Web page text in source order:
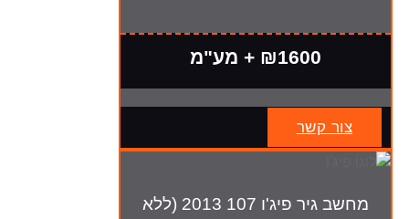
₪1600 + מע"מ
צור קשר
מחשב גיר פיג'ו 107 2013 (ללא